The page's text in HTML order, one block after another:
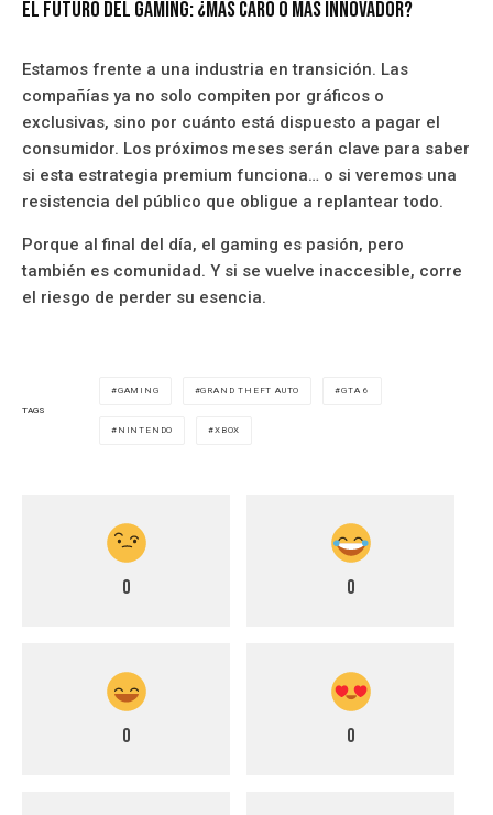
El futuro del gaming: ¿más caro o más innovador?
Estamos frente a una industria en transición. Las
compañías ya no solo compiten por gráficos o
exclusivas, sino por cuánto está dispuesto a pagar el
consumidor. Los próximos meses serán clave para saber
si esta estrategia premium funciona… o si veremos una
resistencia del público que obligue a replantear todo.
Porque al final del día, el gaming es pasión, pero
también es comunidad. Y si se vuelve inaccesible, corre
el riesgo de perder su esencia.
TAGS
GAMING GRAND THEFT AUTO GTA 6
NINTENDO XBOX
0 0
0 0